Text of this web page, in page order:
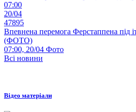
07:00
20/04
47895
Впевнена перемога Ферстаппена під
(ФОТО)
07:00, 20/04 Фото
Всі новини
Відео матеріали